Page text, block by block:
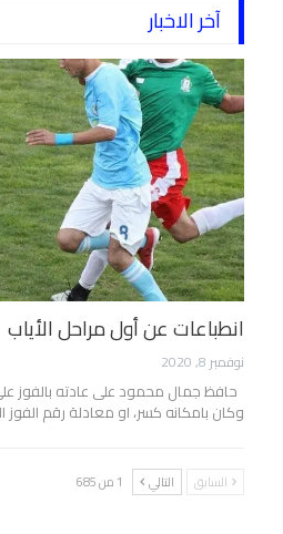
آخر الاخبار
انطباعات عن أول مراحل الأياب
نوفمبر 8, 2020
حافظ جمال محمود على عادته بالفوز
وكان بامكانه كسر، او معادلة رقم الفوز
السابق التالي 1 من 685